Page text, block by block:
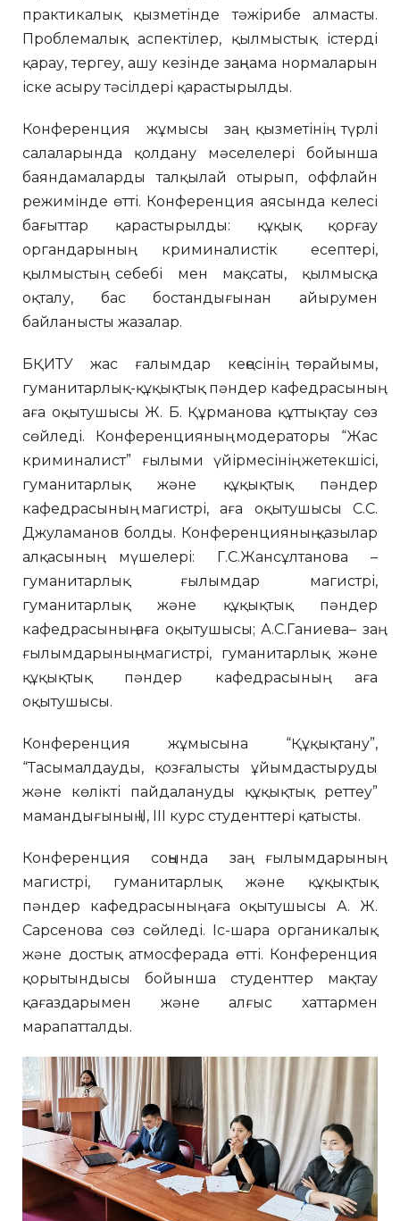
практикалық қызметінде тәжірибе алмасты.
Проблемалық аспектілер, қылмыстық істерді
қарау, тергеу, ашу кезінде заңнама нормаларын
іске асыру тәсілдері қарастырылды.
Конференция жұмысы заң қызметінің түрлі
салаларында қолдану мәселелері бойынша
баяндамаларды талқылай отырып, оффлайн
режимінде өтті. Конференция аясында келесі
бағыттар қарастырылды: құқық қорғау
органдарының криминалистік есептері,
қылмыстың себебі мен мақсаты, қылмысқа
оқталу, бас бостандығынан айырумен
байланысты жазалар.
БҚИТУ жас ғалымдар кеңесінің төрайымы,
гуманитарлық-құқықтық пәндер кафедрасының
аға оқытушысы Ж. Б. Құрманова құттықтау сөз
сөйледі. Конференцияның модераторы “Жас
криминалист” ғылыми үйірмесінің жетекшісі,
гуманитарлық және құқықтық пәндер
кафедрасының магистрі, аға оқытушысы С.С.
Джуламанов болды. Конференцияның қазылар
алқасының мүшелері: Г.С.Жансұлтанова –
гуманитарлық ғылымдар магистрі,
гуманитарлық және құқықтық пәндер
кафедрасының аға оқытушысы; А.С.Ганиева– заң
ғылымдарының магистрі, гуманитарлық және
құқықтық пәндер кафедрасының аға
оқытушысы.
Конференция жұмысына “Құқықтану”,
“Тасымалдауды, қозғалысты ұйымдастыруды
және көлікті пайдалануды құқықтық реттеу”
мамандығының II, III курс студенттері қатысты.
Конференция соңында заң ғылымдарының
магистрі, гуманитарлық және құқықтық
пәндер кафедрасының аға оқытушысы А. Ж.
Сарсенова сөз сөйледі. Іс-шара органикалық
және достық атмосферада өтті. Конференция
қорытындысы бойынша студенттер мақтау
қағаздарымен және алғыс хаттармен
марапатталды.